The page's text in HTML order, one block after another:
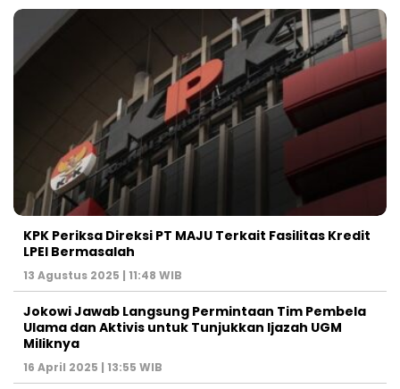
KPK Periksa Direksi PT MAJU Terkait Fasilitas Kredit
LPEI Bermasalah
13 Agustus 2025 | 11:48 WIB
Jokowi Jawab Langsung Permintaan Tim Pembela
Ulama dan Aktivis untuk Tunjukkan Ijazah UGM
Miliknya
16 April 2025 | 13:55 WIB